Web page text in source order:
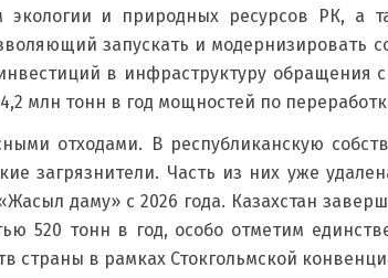
и природных ресурсов РК, а
запускать и
в инфраструктуру обращения
млн тонн в год мощностей по
отходами. В республиканскую
загрязнители. Часть из них уже
даму» с 2026 года. Казахстан
520 тонн в год, особо отметим
страны в рамках Стокгольмской